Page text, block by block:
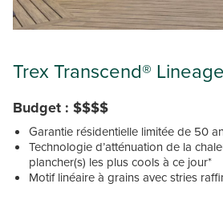
Trex Transcend®
Budget : $$$$
Garantie résidentielle limitée de 50
Technologie d’atténuation de la
plancher(s) les plus cools à ce jour*
Motif linéaire à grains avec stries